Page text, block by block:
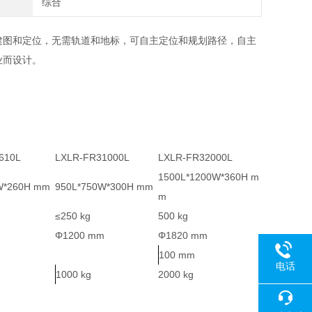
和定位，无需轨道和地标，可自主定位和规划路径，自主
设计。
LXLR-FR31000L LXLR-FR32000L
mm 950L*750W*300H mm
1500L*1200W*360H m
m
≤250 kg
500 kg
Φ1200 mm
Φ1820 mm
100 mm
1000 kg
2000 kg
电话